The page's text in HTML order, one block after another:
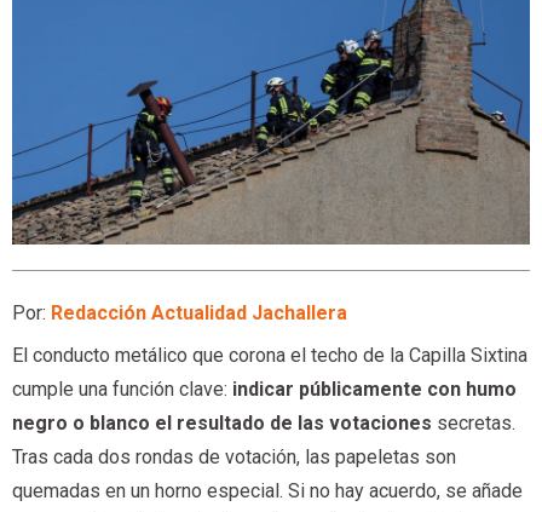
Por: Redacción Actualidad Jachallera
El conducto metálico que corona el techo de la Capilla Sixtina
cumple una función clave: indicar públicamente con humo
negro o blanco el resultado de las votaciones secretas.
Tras cada dos rondas de votación, las papeletas son
quemadas en un horno especial. Si no hay acuerdo, se añade